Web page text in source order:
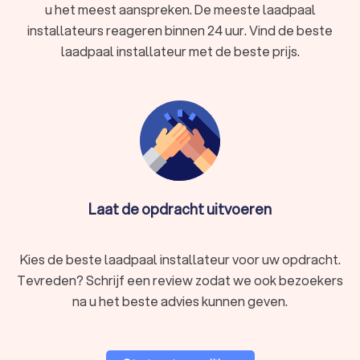
laadpaalinstallateurs die voldoen aan de hoogste normen van
vakmanschap en duurzaamheid. Ons platform biedt u de
mogelijkheid om eenvoudig en kosteloos offertes aan te
vragen bij installateurs in Veurne die gespecialiseerd zijn in de
netwerk van professionals en geniet van de zekerheid dat uw
elektrische laadoplossingen in goede handen zijn.
u het meest aanspreken. De meeste laadpaal
installateurs reageren binnen 24 uur. Vind de beste
laadpaal installateur met de beste prijs.
Laat de opdracht uitvoeren
Kies de beste laadpaal installateur voor uw opdracht.
Tevreden? Schrijf een review zodat we ook bezoekers
na u het beste advies kunnen geven.